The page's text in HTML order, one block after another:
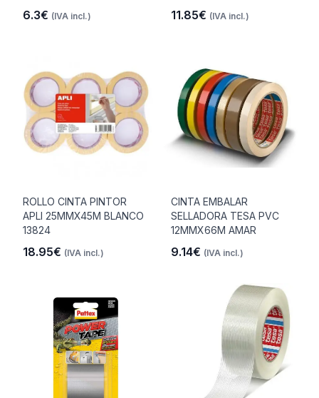
6.3€ (IVA incl.) 11.85€ (IVA incl.)
ROLLO CINTA PINTOR
APLI 25MMX45M BLANCO
13824
18.95€ (IVA incl.)
CINTA EMBALAR
SELLADORA TESA PVC
12MMX66M AMAR
9.14€ (IVA incl.)